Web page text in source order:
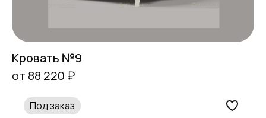
Кровать №9
от 88 220 ₽
Под заказ